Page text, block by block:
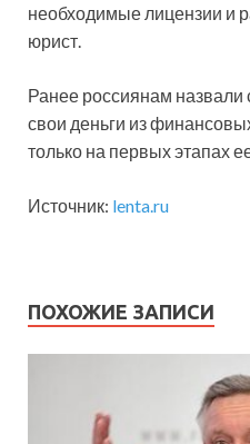
необходимые лицензии и
юрист.
Ранее россиянам назвали
свои деньги из
только на первых этапах
Источник: lenta.ru
ПОХОЖИЕ ЗАПИСИ